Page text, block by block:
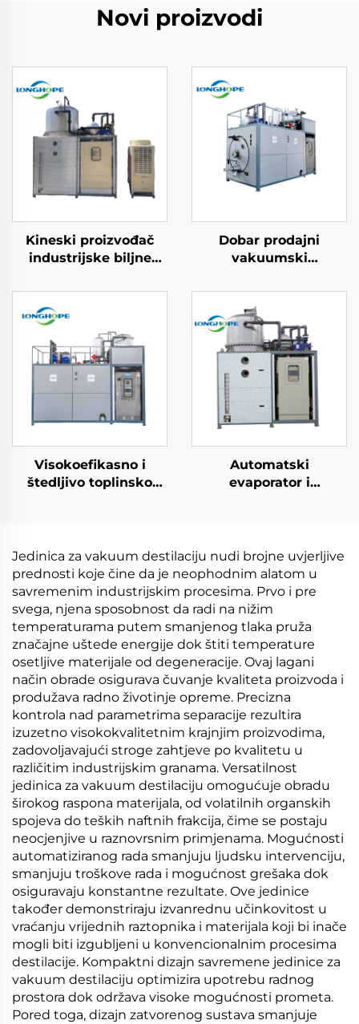
Novi proizvodi
Kineski proizvođač
industrijske biljne
Niskotemperaturni
vakuumni evaporator
mašinerije
Dobar prodajni
vakuumski
niskim potrošnjom za
evaporaciju i
kristalizaciju za
obradu otpadne vode
Visokoefikasno i
štedljivo toplinsko
kristalizator iz Kine
Automatski
evaporator i
iz popunskih lokacija
Jedinica za vakuum destilaciju nudi brojne uvjerljive
prednosti koje čine da je neophodnim alatom u
savremenim industrijskim procesima. Prvo i pre
svega, njena sposobnost da radi na nižim
temperaturama putem smanjenog tlaka pruža
značajne uštede energije dok štiti temperature
osetljive materijale od degeneracije. Ovaj lagani
način obrade osigurava čuvanje kvaliteta proizvoda i
produžava radno životinje opreme. Precizna
kontrola nad parametrima separacije rezultira
izuzetno visokokvalitetnim krajnjim proizvodima,
zadovoljavajući stroge zahtjeve po kvalitetu u
različitim industrijskim granama. Versatilnost
jedinica za vakuum destilaciju omogućuje obradu
širokog raspona materijala, od volatilnih organskih
spojeva do teških naftnih frakcija, čime se postaju
neocjenjive u raznovrsnim primjenama. Mogućnosti
automatiziranog rada smanjuju ljudsku intervenciju,
smanjuju troškove rada i mogućnost grešaka dok
osiguravaju konstantne rezultate. Ove jedinice
također demonstriraju izvanrednu učinkovitost u
vraćanju vrijednih raztopnika i materijala koji bi inače
mogli biti izgubljeni u konvencionalnim procesima
destilacije. Kompaktni dizajn savremene jedinice za
vakuum destilaciju optimizira upotrebu radnog
prostora dok održava visoke mogućnosti prometa.
Pored toga, dizajn zatvorenog sustava smanjuje